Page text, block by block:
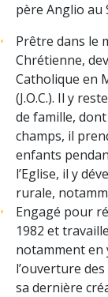
père Anglio au
Prêtre dans le
Chrétienne,
Catholique en
(J.O.C.). Il y
de famille,
champs, il
enfants
l’Eglise, il y
rurale,
Engagé pour
1982 et
notamment en
l’ouverture
sa dernière